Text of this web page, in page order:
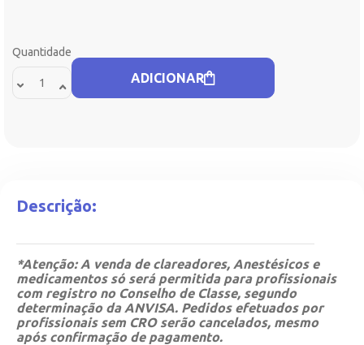
Quantidade
ADICIONAR
Descrição:
*Atenção: A venda de clareadores, Anestésicos e
medicamentos só será permitida para profissionais
com registro no Conselho de Classe, segundo
determinação da ANVISA. Pedidos efetuados por
profissionais sem CRO serão cancelados, mesmo
após confirmação de pagamento.